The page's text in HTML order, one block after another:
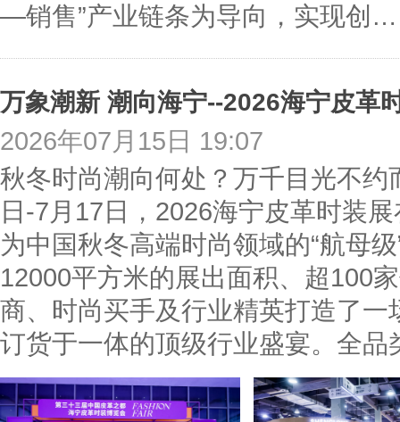
—销售”产业链条为导向，实现创…
万象潮新 潮向海宁--2026海宁皮革
2026年07月15日 19:07
秋冬时尚潮向何处？万千目光不
日-7月17日，2026海宁皮革时装
为中国秋冬高端时尚领域的“航母
12000平方米的展出面积、超100
商、时尚买手及行业精英打造了
订货于一体的顶级行业盛宴。全